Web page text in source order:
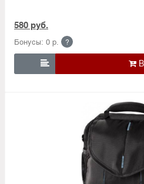
580 руб.
Бонусы: 0 р. ?
